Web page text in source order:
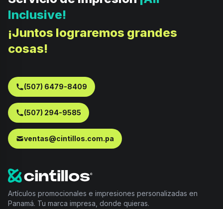
Inclusive!
¡Juntos lograremos grandes
cosas!
(507) 6479-8409
(507) 294-9585
ventas@cintillos.com.pa
Artículos promocionales e impresiones personalizadas en
Panamá. Tu marca impresa, donde quieras.